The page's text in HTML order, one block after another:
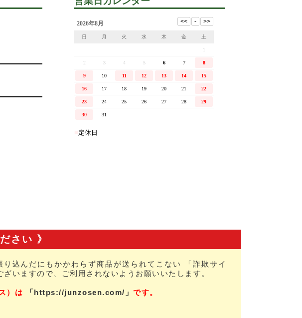
さい 》
込んだにもかかわらず商品が送られてこない 「詐欺サイ
いますので、ご利用されないようお願いいたします。
）は 「https://junzosen.com/」 です。